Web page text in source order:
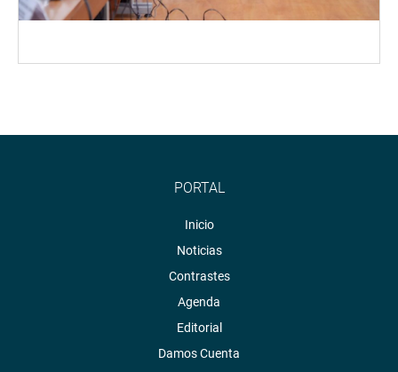
PORTAL
Inicio
Noticias
Contrastes
Agenda
Editorial
Damos Cuenta